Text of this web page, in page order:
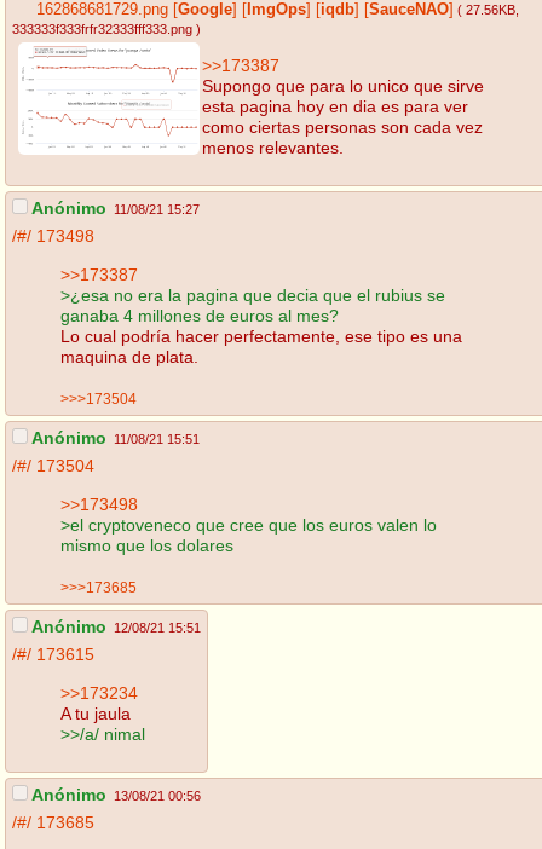
162868681729.png Google ImgOps iqdb SauceNAO ( 27.56KB
333333f333frfr32333fff333.png )
>>173387
Supongo que para lo unico que sirve
esta pagina hoy en dia es para ver
como ciertas personas son cada vez
menos relevantes.
Anónimo 11/08/21 15:27
/#/ 173498
>>173387
>¿esa no era la pagina que decia que el rubius se
ganaba 4 millones de euros al mes?
Lo cual podría hacer perfectamente, ese tipo es una
maquina de plata.
>>>173504
Anónimo 11/08/21 15:51
/#/ 173504
>>173498
>el cryptoveneco que cree que los euros valen lo
mismo que los dolares
>>>173685
Anónimo 12/08/21 15:51
/#/ 173615
>>173234
A tu jaula
>>/a/ nimal
Anónimo 13/08/21 00:56
/#/ 173685